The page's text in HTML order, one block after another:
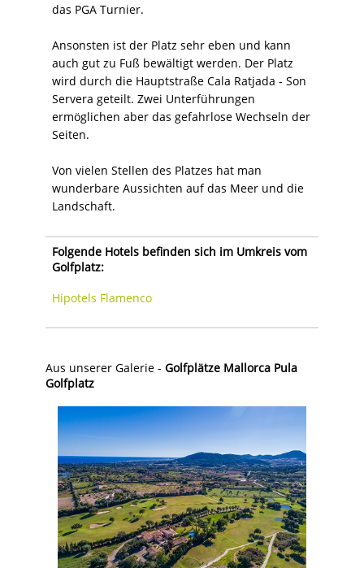
das PGA Turnier.
Ansonsten ist der Platz sehr eben und kann
auch gut zu Fuß bewältigt werden. Der Platz
wird durch die Hauptstraße Cala Ratjada - Son
Servera geteilt. Zwei Unterführungen
ermöglichen aber das gefahrlose Wechseln der
Seiten.
Von vielen Stellen des Platzes hat man
wunderbare Aussichten auf das Meer und die
Landschaft.
Folgende Hotels befinden sich im Umkreis vom
Golfplatz:
Hipotels Flamenco
Aus unserer Galerie - Golfplätze Mallorca Pula
Golfplatz